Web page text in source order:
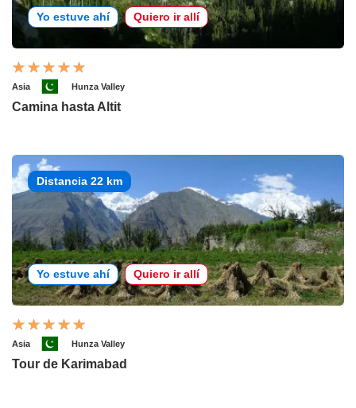
Yo estuve ahí Quiero ir allí
Asia Hunza Valley
Camina hasta Altit
Distancia 22 km
Yo estuve ahí Quiero ir allí
Asia Hunza Valley
Tour de Karimabad